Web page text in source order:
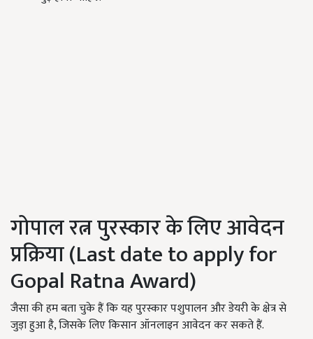
गोपाल रत्न पुरस्कार के लिए आवेदन
प्रक्रिया (Last date to apply for
Gopal Ratna Award)
जैसा की हम बता चुके हैं कि यह पुरस्कार पशुपालन और डेयरी के क्षेत्र से
जुड़ा हुआ है, जिसके लिए किसान ऑनलाइन आवेदन कर सकते हैं.